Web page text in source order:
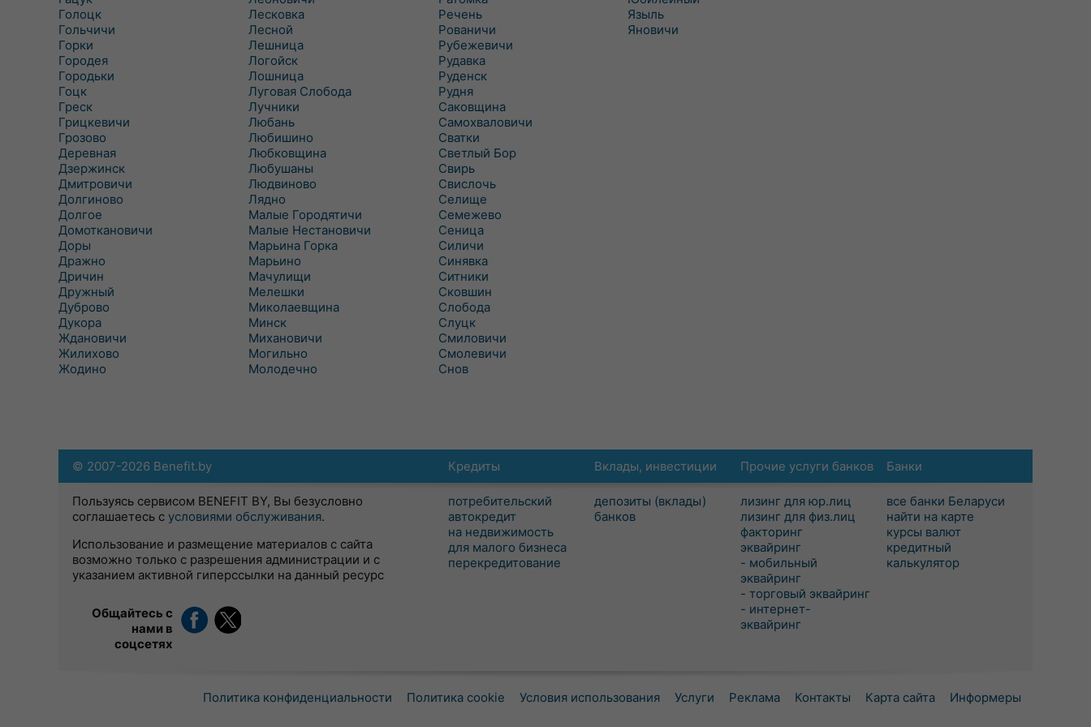
Голоцк
Гольчичи
Горки
Городея
Городьки
Гоцк
Греск
Грицкевичи
Грозово
Деревная
Дзержинск
Дмитровичи
Долгиново
Долгое
Домоткановичи
Доры
Дражно
Дричин
Дружный
Дуброво
Дукора
Ждановичи
Жилихово
Жодино
Лесковка
Лесной
Лешница
Логойск
Лошница
Луговая Слобода
Лучники
Любань
Любишино
Любковщина
Любушаны
Людвиново
Лядно
Малые Городятичи
Малые Нестановичи
Марьина Горка
Марьино
Мачулищи
Мелешки
Миколаевщина
Минск
Михановичи
Могильно
Молодечно
Речень
Рованичи
Рубежевичи
Рудавка
Руденск
Рудня
Саковщина
Самохваловичи
Сватки
Светлый Бор
Свирь
Свислочь
Селище
Семежево
Сеница
Силичи
Синявка
Ситники
Сковшин
Слобода
Слуцк
Смиловичи
Смолевичи
Снов
Языль
Яновичи
Кредиты
потребительский
автокредит
на недвижимость
для малого бизнеса
перекредитование
Вклады, инвестиции
депозиты (вклады)
банков
Прочие услуги банков
лизинг для юр.лиц
лизинг для физ.лиц
факторинг
эквайринг
- мобильный
эквайринг
- торговый эквайринг
- интернет-
эквайринг
Банки
все банки Беларуси
найти на карте
курсы валют
кредитный
калькулятор
© 2007-2026 Benefit.by
Пользуясь сервисом BENEFIT BY, Вы безусловно
соглашаетесь с условиями обслуживания.
Использование и размещение материалов с сайта
возможно только с разрешения администрации и с
указанием активной гиперссылки на данный ресурс
Общайтесь с
нами в
соцсетях
Политика конфиденциальности Политика cookie Условия использования Услуги Реклама Контакты Карта сайта Информеры